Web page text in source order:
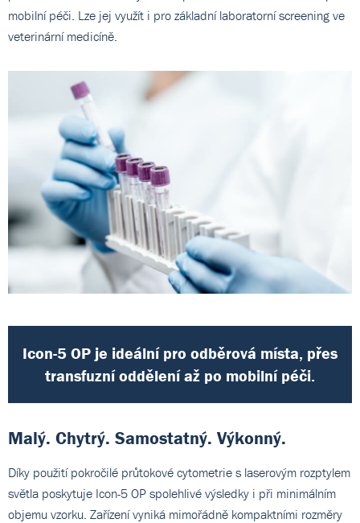
mobilní péči. Lze jej využít i pro základní laboratorní screening ve
veterinární medicíně.
Icon-5 OP je ideální pro odběrová místa, přes
transfuzní oddělení až po mobilní péči.
Malý. Chytrý. Samostatný. Výkonný.
Díky použití pokročilé průtokové cytometrie s laserovým rozptylem
světla poskytuje Icon-5 OP spolehlivé výsledky i při minimálním
objemu vzorku. Zařízení vyniká mimořádně kompaktními rozměry